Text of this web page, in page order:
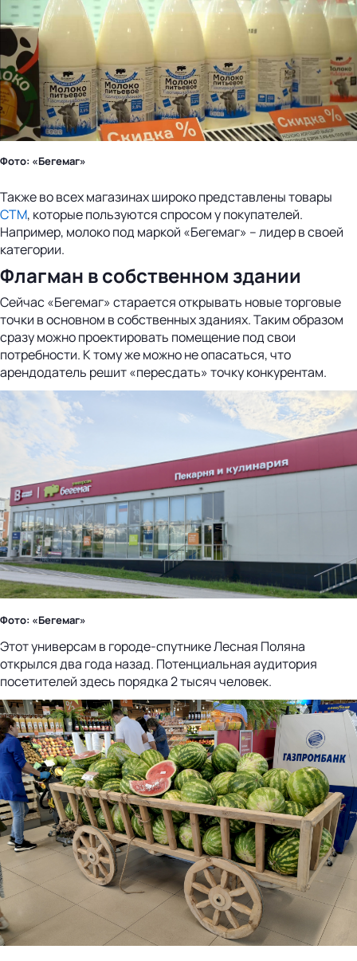
Фото: «Бегемаг»
Также во всех магазинах широко представлены товары
СТМ, которые пользуются спросом у покупателей.
Например, молоко под маркой «Бегемаг» – лидер в своей
категории.
Флагман в собственном здании
Сейчас «Бегемаг» старается открывать новые торговые
точки в основном в собственных зданиях. Таким образом
сразу можно проектировать помещение под свои
потребности. К тому же можно не опасаться, что
арендодатель решит «пересдать» точку конкурентам.
Фото: «Бегемаг»
Этот универсам в городе-спутнике Лесная Поляна
открылся два года назад. Потенциальная аудитория
посетителей здесь порядка 2 тысяч человек.